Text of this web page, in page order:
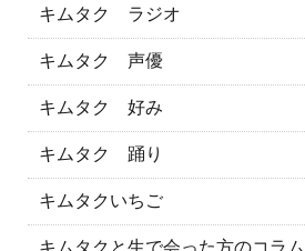
キムタク ラジオ
キムタク 声優
キムタク 好み
キムタク 踊り
キムタクいちご